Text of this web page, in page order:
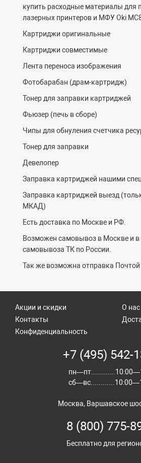
купить расходные материалы для
лазерных принтеров и МФУ Oki
Картриджи оригинальные
Картриджи совместимые
Лента переноса изображения
Фотобарабан (драм-картридж)
Тонер для заправки картриджей
Фьюзер (печь в сборе)
Чипы для обнуления счетчика
Тонер для заправки
Девелопер
Заправка картриджей нашими
Заправка картриджей выезд
МКАД)
Есть доставка по Москве и РФ.
Возможен самовывоз в Москве и в
самовывоза ТК по России.
Так же возможна отправка Почтой
Акции и скидки
Контакты
О нас
Конфиденциальность
+7 (495) 542-
Москва, Варшавское
8 (800) 775-
Бесплатно для